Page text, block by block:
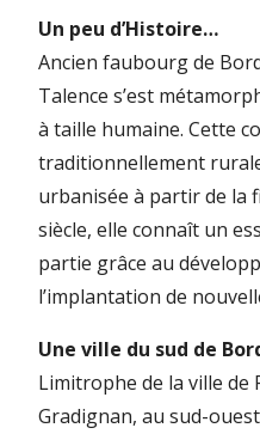
Un peu d’Histoire…
Ancien faubourg de
Talence s’est
à taille humaine. Cette
traditionnellement
urbanisée à partir de la
siècle, elle connaît un
partie grâce au
l’implantation de
Une ville du sud de
Limitrophe de la ville de
Gradignan, au sud-